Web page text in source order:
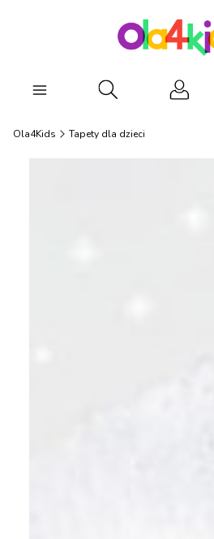
Otwórz wyszukiwarkę
Ola4Kids Tapety dla dzieci